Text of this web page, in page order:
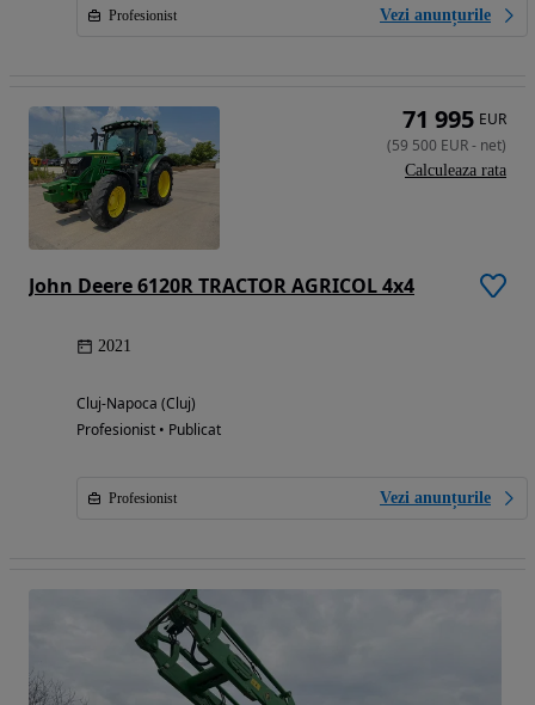
Profesionist Vezi anunțurile
John Deere 6120R TRACTOR AGRICOL 4x4
2021
Cluj-Napoca (Cluj)
Profesionist • Publicat
Profesionist Vezi anunțurile
71 995 EUR
(59 500 EUR- net)
Calculeaza rata